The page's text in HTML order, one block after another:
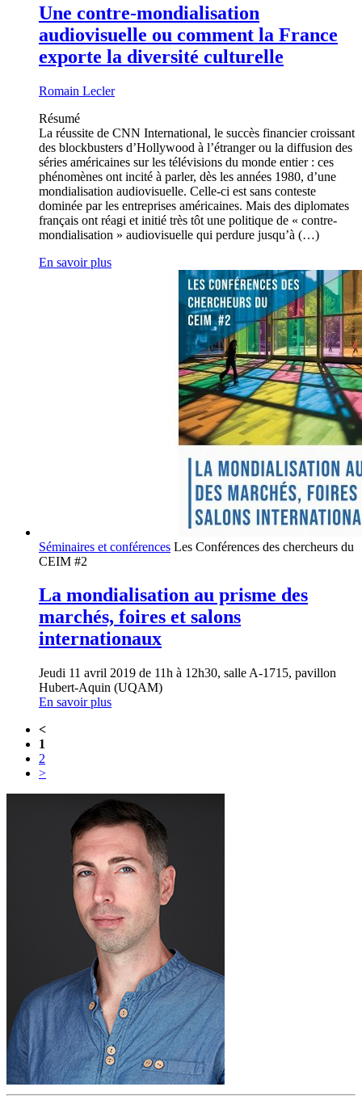
Une contre-mondialisation
audiovisuelle ou comment la France
exporte la diversité culturelle
Romain Lecler
Résumé
La réussite de CNN International, le succès financier croissant
des blockbusters d’Hollywood à l’étranger ou la diffusion des
séries américaines sur les télévisions du monde entier : ces
phénomènes ont incité à parler, dès les années 1980, d’une
mondialisation audiovisuelle. Celle-ci est sans conteste
dominée par les entreprises américaines. Mais des diplomates
français ont réagi et initié très tôt une politique de « contre-
mondialisation » audiovisuelle qui perdure jusqu’à (…)
En savoir plus
Séminaires et conférences Les Conférences des chercheurs du
CEIM #2
La mondialisation au prisme des
marchés, foires et salons
internationaux
Jeudi 11 avril 2019 de 11h à 12h30, salle A-1715, pavillon
Hubert-Aquin (UQAM)
En savoir plus
<
1
2
>